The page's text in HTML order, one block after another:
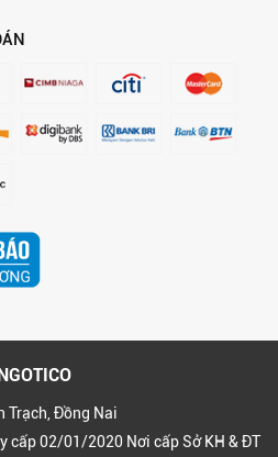
Trạch, Đồng Nai
cấp 02/01/2020 Nơi cấp Sở KH & ĐT